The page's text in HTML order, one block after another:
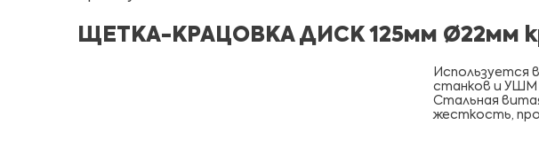
ЩЕТКА-КРАЦОВКА ДИСК 125мм Ø22мм
Используется
станков и УШМ
Стальная
жесткость,